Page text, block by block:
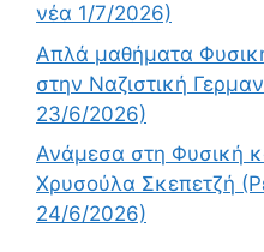
νέα 1/7/2026)
Απλά μαθήματα
στην Ναζιστική
23/6/2026)
Ανάμεσα στη Φυσική
Χρυσούλα Σκεπετζή
24/6/2026)